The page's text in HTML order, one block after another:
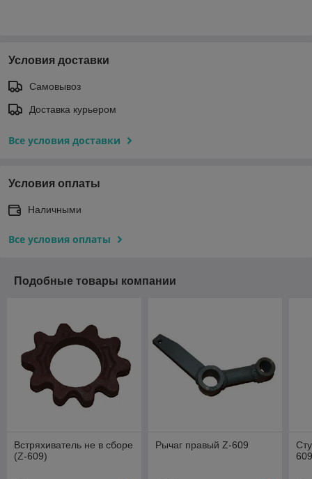
Условия доставки
Самовывоз
Доставка курьером
Все условия доставки
Условия оплаты
Наличными
Все условия оплаты
Подобные товары компании
Встряхиватель не в сборе
(Z-609)
Рычаг правый Z-609